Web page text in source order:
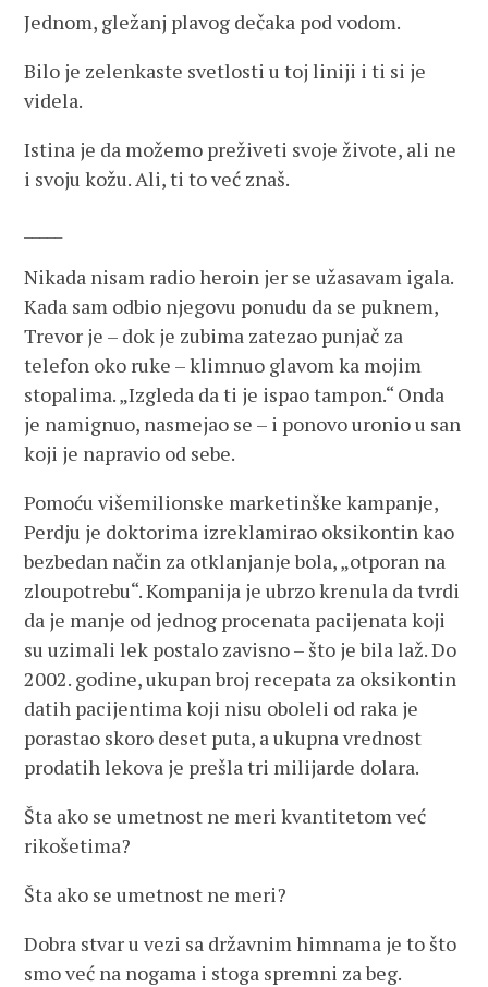
Jednom, gležanj plavog dečaka pod vodom.
Bilo je zelenkaste svetlosti u toj liniji i ti si je
videla.
Istina je da možemo preživeti svoje živote, ali ne
i svoju kožu. Ali, ti to već znaš.
Nikada nisam radio heroin jer se užasavam igala.
Kada sam odbio njegovu ponudu da se puknem,
Trevor je – dok je zubima zatezao punjač za
telefon oko ruke – klimnuo glavom ka mojim
stopalima. „Izgleda da ti je ispao tampon.“ Onda
je namignuo, nasmejao se – i ponovo uronio u san
koji je napravio od sebe.
Pomoću višemilionske marketinške kampanje,
Perdju je doktorima izreklamirao oksikontin kao
bezbedan način za otklanjanje bola, „otporan na
zloupotrebu“. Kompanija je ubrzo krenula da tvrdi
da je manje od jednog procenata pacijenata koji
su uzimali lek postalo zavisno – što je bila laž. Do
2002. godine, ukupan broj recepata za oksikontin
datih pacijentima koji nisu oboleli od raka je
porastao skoro deset puta, a ukupna vrednost
prodatih lekova je prešla tri milijarde dolara.
Šta ako se umetnost ne meri kvantitetom već
rikošetima?
Šta ako se umetnost ne meri?
Dobra stvar u vezi sa državnim himnama je to što
smo već na nogama i stoga spremni za beg.